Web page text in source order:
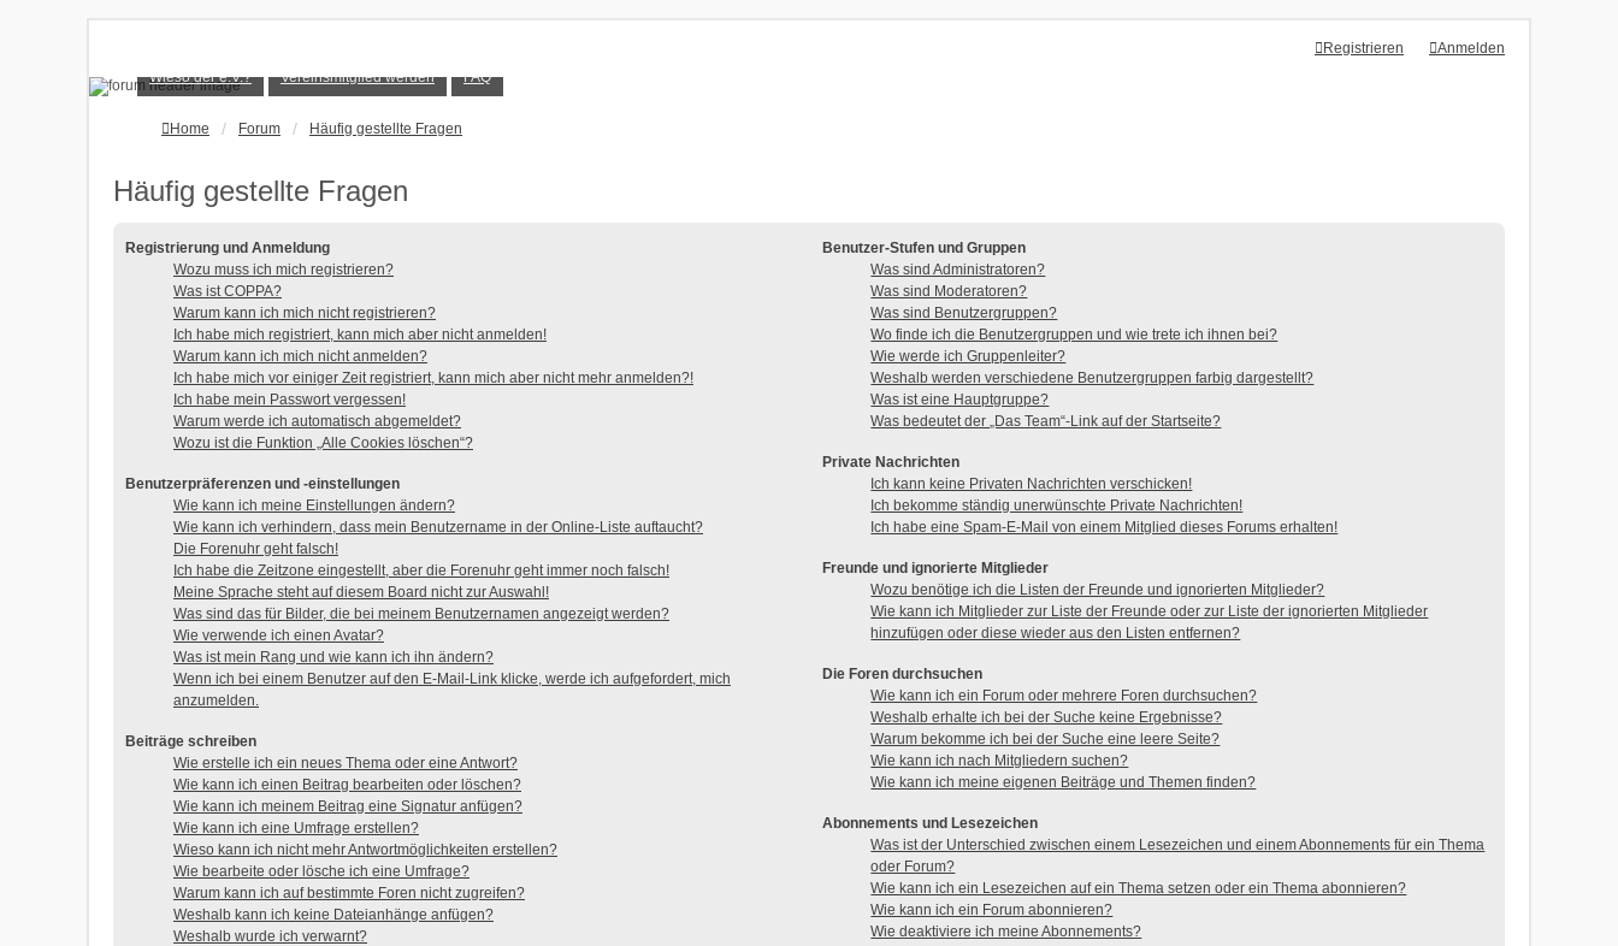
Anmelden
Registrieren
Wieso der e.V.?
Vereinsmitglied werden FAQ
Home Forum Häufig gestellte Fragen
Häufig gestellte Fragen
Registrierung und Anmeldung
Wozu muss ich mich registrieren?
Was ist COPPA?
Warum kann ich mich nicht registrieren?
Ich habe mich registriert, kann mich aber nicht anmelden!
Warum kann ich mich nicht anmelden?
Ich habe mich vor einiger Zeit registriert, kann mich aber nicht mehr anmelden?!
Ich habe mein Passwort vergessen!
Warum werde ich automatisch abgemeldet?
Wozu ist die Funktion „Alle Cookies löschen“?
Benutzerpräferenzen und -einstellungen
Wie kann ich meine Einstellungen ändern?
Wie kann ich verhindern, dass mein Benutzername in der Online-Liste auftaucht?
Die Forenuhr geht falsch!
Ich habe die Zeitzone eingestellt, aber die Forenuhr geht immer noch falsch!
Meine Sprache steht auf diesem Board nicht zur Auswahl!
Was sind das für Bilder, die bei meinem Benutzernamen angezeigt werden?
Wie verwende ich einen Avatar?
Was ist mein Rang und wie kann ich ihn ändern?
Wenn ich bei einem Benutzer auf den E-Mail-Link klicke, werde ich aufgefordert, mich
anzumelden.
Beiträge schreiben
Wie erstelle ich ein neues Thema oder eine Antwort?
Wie kann ich einen Beitrag bearbeiten oder löschen?
Wie kann ich meinem Beitrag eine Signatur anfügen?
Wie kann ich eine Umfrage erstellen?
Wieso kann ich nicht mehr Antwortmöglichkeiten erstellen?
Wie bearbeite oder lösche ich eine Umfrage?
Warum kann ich auf bestimmte Foren nicht zugreifen?
Weshalb kann ich keine Dateianhänge anfügen?
Weshalb wurde ich verwarnt?
Benutzer-Stufen und Gruppen
Was sind Administratoren?
Was sind Moderatoren?
Was sind Benutzergruppen?
Wo finde ich die Benutzergruppen und wie trete ich ihnen bei?
Wie werde ich Gruppenleiter?
Weshalb werden verschiedene Benutzergruppen farbig dargestellt?
Was ist eine Hauptgruppe?
Was bedeutet der „Das Team“-Link auf der Startseite?
Private Nachrichten
Ich kann keine Privaten Nachrichten verschicken!
Ich bekomme ständig unerwünschte Private Nachrichten!
Ich habe eine Spam-E-Mail von einem Mitglied dieses Forums erhalten!
Freunde und ignorierte Mitglieder
Wozu benötige ich die Listen der Freunde und ignorierten Mitglieder?
Wie kann ich Mitglieder zur Liste der Freunde oder zur Liste der ignorierten Mitglieder
hinzufügen oder diese wieder aus den Listen entfernen?
Die Foren durchsuchen
Wie kann ich ein Forum oder mehrere Foren durchsuchen?
Weshalb erhalte ich bei der Suche keine Ergebnisse?
Warum bekomme ich bei der Suche eine leere Seite?
Wie kann ich nach Mitgliedern suchen?
Wie kann ich meine eigenen Beiträge und Themen finden?
Abonnements und Lesezeichen
Was ist der Unterschied zwischen einem Lesezeichen und einem Abonnements für ein Thema
oder Forum?
Wie kann ich ein Lesezeichen auf ein Thema setzen oder ein Thema abonnieren?
Wie kann ich ein Forum abonnieren?
Wie deaktiviere ich meine Abonnements?